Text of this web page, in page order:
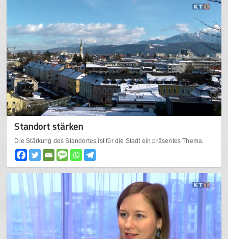
Standort stärken
Die Stärkung des Standortes ist für die Stadt ein präsentes Thema.